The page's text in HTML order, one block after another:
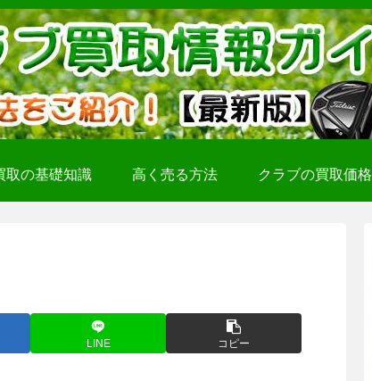
取の基礎知識 高く売る方法 クラブの買取価格
LINE コピー